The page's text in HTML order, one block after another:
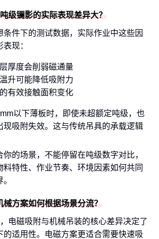
级镧影的实际表现差异大？
条件下的测试数据，实际作业中这些因
现：
厚度会削弱磁通量
升可能降低吸附力
有效接触面积变化
以下薄板时，即使未超额定吨级，也
现吸附失效。这与传统吊具的承载逻辑
的场景，不能停留在吨级数字对比，
料特性、作业节奏、环境因素如何共同
方案如何根据场景分流？
电磁吸附与机械吊装的核心差异决定了
的适用性。电磁方案更适合需要快速吸